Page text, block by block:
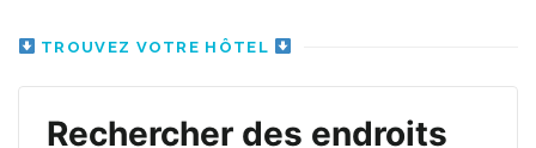
TROUVEZ VOTRE HÔTEL